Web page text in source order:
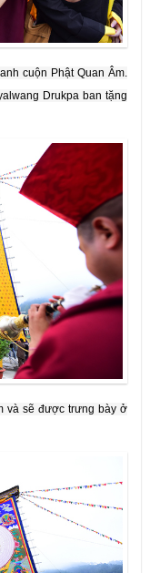
cuộn Phật Quan Âm.
Drukpa ban tặng
và sẽ được trưng bày ở